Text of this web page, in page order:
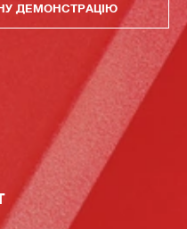
ДЕМОНСТРАЦІЮ